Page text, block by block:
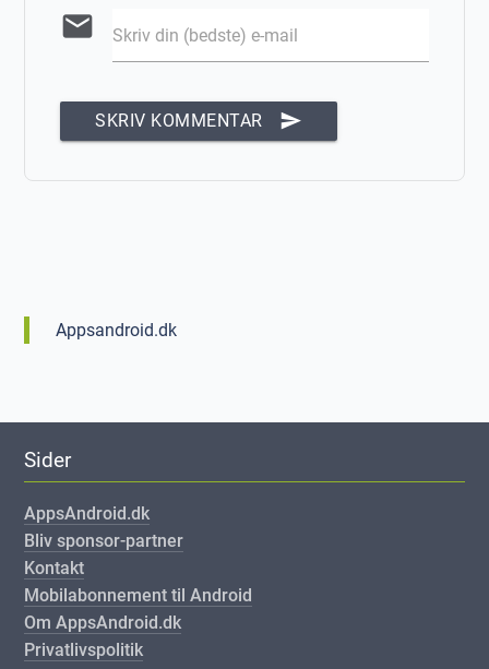
email Skriv din (bedste) e-mail
SKRIV KOMMENTAR send
Appsandroid.dk
Sider
AppsAndroid.dk
Bliv sponsor-partner
Kontakt
Mobilabonnement til Android
Om AppsAndroid.dk
Privatlivspolitik